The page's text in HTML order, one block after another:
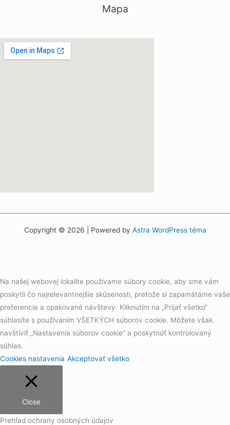
Mapa
Copyright © 2026 | Powered by Astra WordPress téma
Na našej webovej lokalite používame súbory cookie, aby sme vám
poskytli čo najrelevantnejšie skúsenosti, pretože si zapamätáme vaše
preferencie a opakované návštevy. Kliknutím na „Prijať všetko“
súhlasíte s používaním VŠETKÝCH súborov cookie. Môžete však
navštíviť „Nastavenia súborov cookie“ a poskytnúť kontrolovaný
súhlas.
Cookies nastavenia Akceptovať všetko
Close
Prehľad ochrany osobných údajov